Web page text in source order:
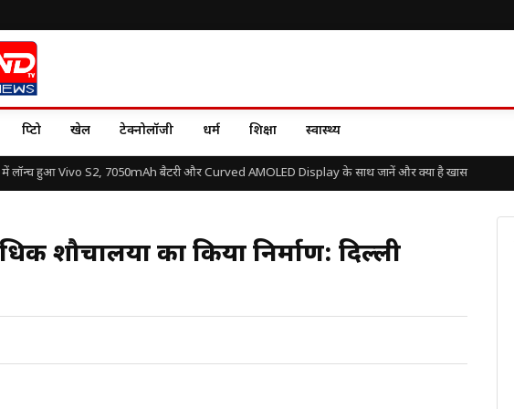
क्रिप्टो खेल टेक्नोलॉजी धर्म शिक्षा स्वास्थ्य
लॉन्च हुआ Vivo S2, 7050mAh बैटरी और Curved AMOLED Display के साथ जानें और क्या है खास
शौचालयों का किया निर्माण: दिल्ली